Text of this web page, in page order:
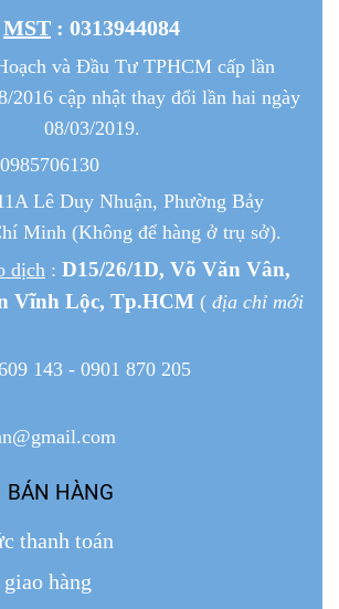
MST : 0313944084
và Đầu Tư TPHCM cấp lần
2016 cập nhật thay đổi lần hai ngày
08/03/2019.
Lê Duy Nhuận, Phường Bảy
Minh (Không để hàng ở trụ sở).
dịch : D15/26/1D, Võ Văn Vân,
Vĩnh Lộc, Tp.HCM ( địa chỉ mới
143 - 0901 870 205
BÁN HÀNG
thanh toán
hàng